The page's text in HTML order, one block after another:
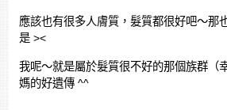
應該也有很多人膚質，髮質都很好吧～那
是 ><
我呢～就是屬於髮質很不好的那個族群（
媽的好遺傳 ^^